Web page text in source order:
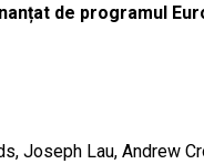
de programul
Joseph Lau, Andrew